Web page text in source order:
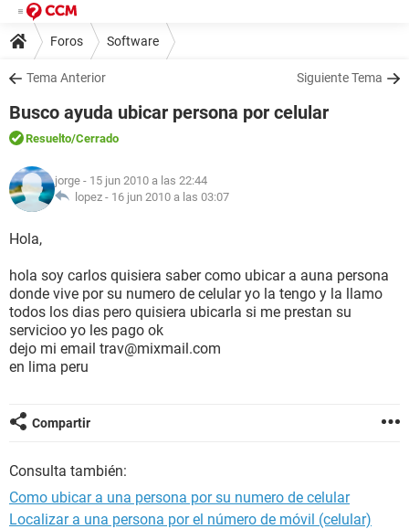
Foros Software
Tema Anterior Siguiente Tema
Busco ayuda ubicar persona por celular
Resuelto/Cerrado
jorge - 15 jun 2010 a las 22:44
lopez - 16 jun 2010 a las 03:07
Hola,
hola soy carlos quisiera saber como ubicar a auna persona
donde vive por su numero de celular yo la tengo y la llamo
todos los dias pero quisiera ubicarla si me prestan su
servicioo yo les pago ok
dejo mi email trav@mixmail.com
en lima peru
Compartir
Consulta también:
Como ubicar a una persona por su numero de celular
Localizar a una persona por el número de móvil (celular)